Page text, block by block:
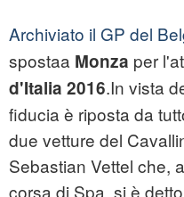
Archiviato il GP del
spostaa Monza per
d'Italia 2016.In vista
fiducia è riposta da
due vetture del
Sebastian Vettel che,
corsa di Spa, si è